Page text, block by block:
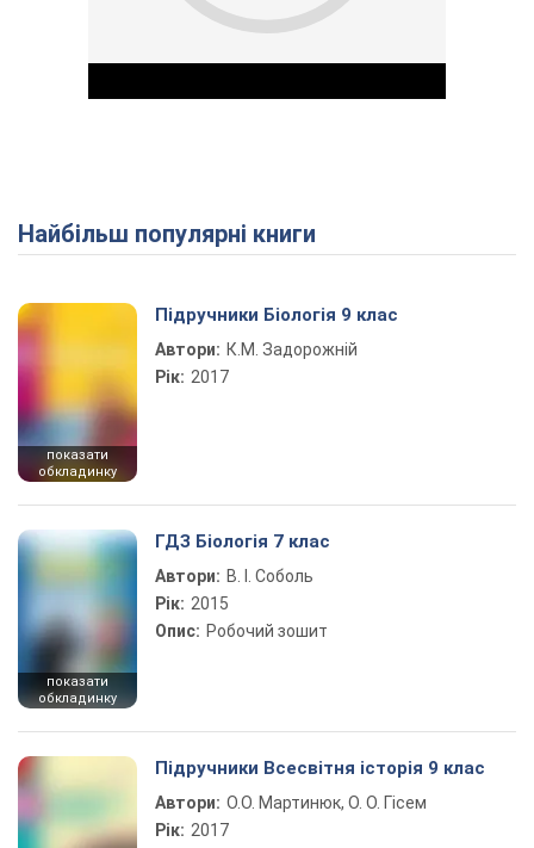
Play Video
Найбільш популярні книги
показати
обкладинку
Підручники Біологія 9 клас
Автори: К.М. Задорожній
Рік: 2017
показати
обкладинку
ГДЗ Біологія 7 клас
Автори: В. І. Соболь
Рік: 2015
Опис: Робочий зошит
Підручники Всесвітня історія 9 клас
Автори: О.О. Мартинюк, О. О. Гісем
Рік: 2017